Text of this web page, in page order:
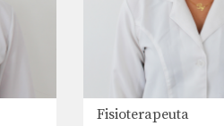
Fisioterapeuta